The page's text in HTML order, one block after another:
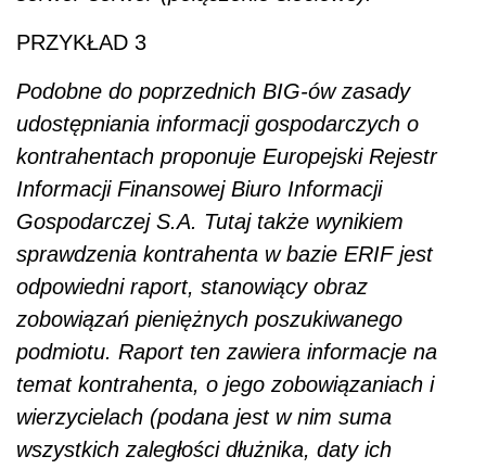
PRZYKŁAD 3
Podobne do poprzednich BIG-ów zasady
udostępniania informacji gospodarczych o
kontrahentach proponuje Europejski Rejestr
Informacji Finansowej Biuro Informacji
Gospodarczej S.A. Tutaj także wynikiem
sprawdzenia kontrahenta w bazie ERIF jest
odpowiedni raport, stanowiący obraz
zobowiązań pieniężnych poszukiwanego
podmiotu. Raport ten zawiera informacje na
temat kontrahenta, o jego zobowiązaniach i
wierzycielach (podana jest w nim suma
wszystkich zaległości dłużnika, daty ich